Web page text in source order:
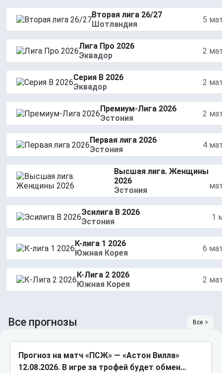
Вторая лига 26/27
Шотландия
5
Лига Про 2026
Эквадор
2
Серия B 2026
Эквадор
2
Премиум-Лига 2026
Эстония
2
Первая лига 2026
Эстония
4
Высшая лига. Женщины
2026
Эстония
Эсилига B 2026
Эстония
1
К-лига 1 2026
Южная Корея
6
К-Лига 2 2026
Южная Корея
2
Все прогнозы Все
Прогноз на матч «ПСЖ» ― «Астон Вилла»
12.08.2026. В игре за трофей будет обмен…